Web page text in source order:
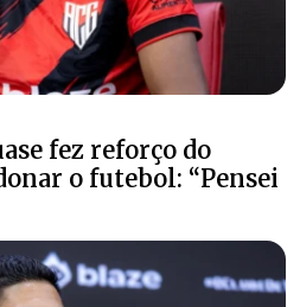
fez reforço do
o futebol: “Pensei